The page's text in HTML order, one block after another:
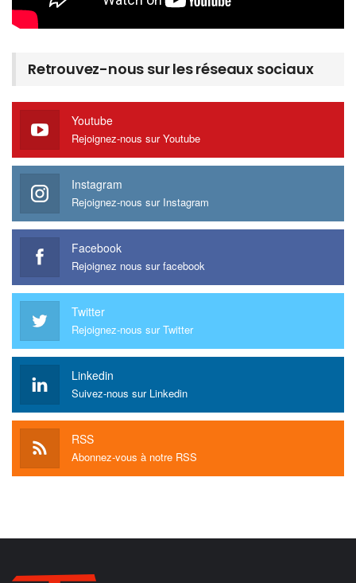
Retrouvez-nous sur les réseaux sociaux
Youtube
Rejoignez-nous sur Youtube
Instagram
Rejoignez-nous sur Instagram
Facebook
Rejoignez nous sur facebook
Twitter
Rejoignez-nous sur Twitter
Linkedin
Suivez-nous sur Linkedin
RSS
Abonnez-vous à notre RSS